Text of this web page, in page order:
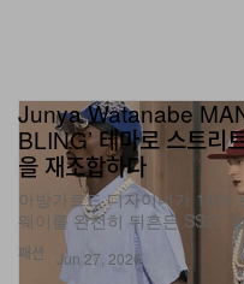
패션
BLING’ 테마로 스트리
을 재조합하다
아방가르드 디자이너가 16개
웨이를 완전히 뒤흔든 SS27
Jun 27, 2026